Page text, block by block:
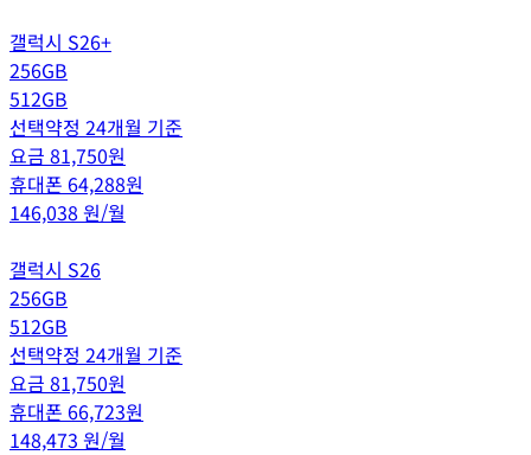
갤럭시 S26+
256GB
512GB
선택약정 24개월 기준
요금 81,750원
휴대폰 64,288원
146,038원/월
갤럭시 S26
256GB
512GB
선택약정 24개월 기준
요금 81,750원
휴대폰 66,723원
148,473 원/월